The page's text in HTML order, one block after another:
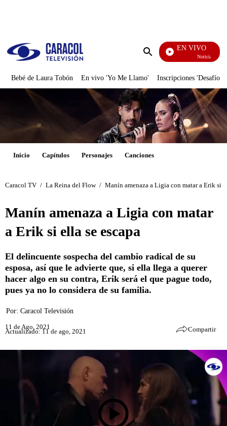
Enviar
EN VIVO
Noticias Caracol
Bebé de Laura Tobón En vivo 'Yo Me Llamo' Inscripciones 'Desafío'
Inicio Capítulos Personajes Canciones
Caracol TV / La Reina del Flow / Manín amenaza a Ligia con matar a Erik si
Manín amenaza a Ligia con matar
a Erik si ella se escapa
El delincuente sospecha del cambio radical de su
esposa, así que le advierte que, si ella llega a querer
hacer algo en su contra, Erik será el que pague todo,
pues ya no lo considera de su familia.
Por: Caracol Televisión
11 de Ago, 2021
Actualizado: 11 de ago, 2021 Compartir